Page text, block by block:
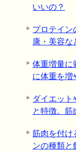
いいの？
プロテイン
康・美容な
体重増量に
に体重を増
ダイエット
と特徴。筋
筋肉を付け
ンの種類と